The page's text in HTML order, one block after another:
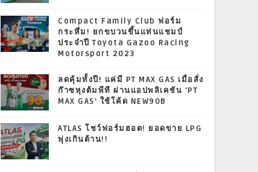
Compact Family Club ฟอร์ม
กระหึ่ม! ยกขบวนขึ้นแท่นแชมป์
ประจำปี Toyota Gazoo Racing
Motorsport 2023
ลดคุ้มทั้งปี! แค่มี PT MAX GAS เมื่อสั่ง
ก๊าซหุงต้มพีที ผ่านแอปพลิเคชัน 'PT
MAX GAS' ใช้โค้ด NEW90B
ATLAS โชว์ฟอร์มฮอต! ยอดขาย LPG
พุ่งเกินต้าน!!